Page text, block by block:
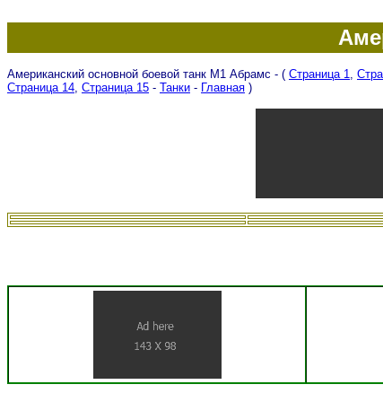
Американский основной боевой танк М1 Абрамс - ( Страница 1,
Страница 14, Страница 15 - Танки - Главная )